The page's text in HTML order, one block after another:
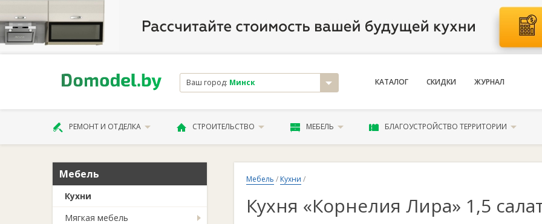
Ваш город: Минск КАТАЛОГ СКИДКИ ЖУРНАЛ
РЕМОНТ И ОТДЕЛКА СТРОИТЕЛЬСТВО МЕБЕЛЬ БЛАГОУСТРОЙСТВО ТЕРРИТОРИИ
Мебель
Кухни
Мягкая мебель
Мебель / Кухни /
Кухня «Корнелия Лира» 1,5